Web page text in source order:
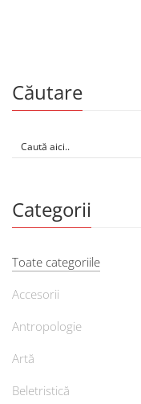
Căutare
Categorii
Toate categoriile
Accesorii
Antropologie
Artă
Beletristică